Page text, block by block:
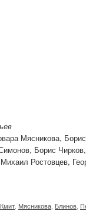
Мясникова,
Борис
Ростовцев,
Кмит Мясникова Блинов